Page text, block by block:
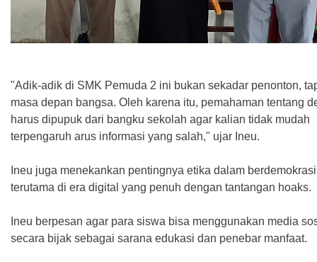
‎"Adik-adik di SMK Pemuda 2 ini bukan sekadar penonton,
masa depan bangsa. Oleh karena itu, pemahaman tentang
harus dipupuk dari bangku sekolah agar kalian tidak mudah
terpengaruh arus informasi yang salah," ujar Ineu.
‎Ineu juga menekankan pentingnya etika dalam
terutama di era digital yang penuh dengan tantangan hoaks.
‎Ineu berpesan agar para siswa bisa menggunakan media
secara bijak sebagai sarana edukasi dan penebar manfaat.